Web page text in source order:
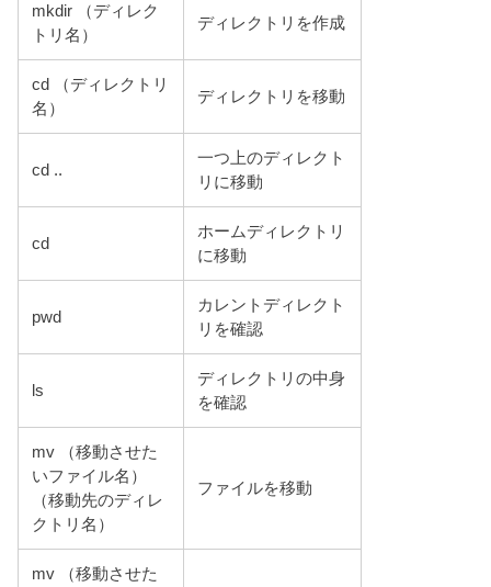
mkdir （ディレク
トリ名）
ディレクトリを作成
cd （ディレクトリ
名）
ディレクトリを移動
cd ..
一つ上のディレクト
リに移動
cd
ホームディレクトリ
に移動
pwd
カレントディレクト
リを確認
ls
ディレクトリの中身
を確認
mv （移動させた
いファイル名）
（移動先のディレ
クトリ名）
ファイルを移動
mv （移動させた